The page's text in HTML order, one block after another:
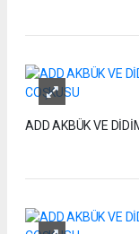
ADD AKBÜK VE